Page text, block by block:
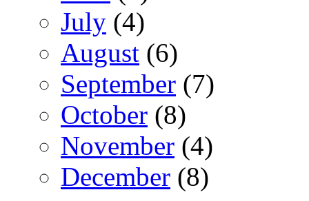
July (4)
August (6)
September (7)
October (8)
November (4)
December (8)